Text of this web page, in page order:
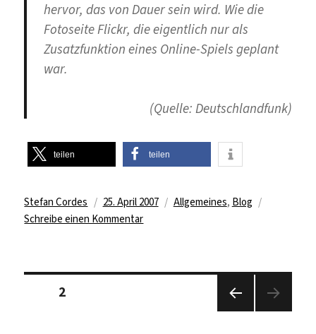
hervor, das von Dauer sein wird. Wie die
Fotoseite Flickr, die eigentlich nur als
Zusatzfunktion eines Online-Spiels geplant
war.
(Quelle: Deutschlandfunk)
teilen teilen
Autor
Stefan Cordes
Veröffentlicht
am
25. April 2007 Kategorien
Allgemeines, Blog
Schreibe einen Kommentarzu
im
Seitennummerierung
2